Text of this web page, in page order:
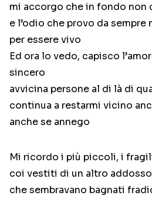
mi accorgo che in fondo non
e l’odio che provo da sempre
per essere vivo
Ed ora lo vedo, capisco
sincero
avvicina persone al di là di
continua a restarmi vicino
anche se annego
Mi ricordo i più piccoli, i
coi vestiti di un altro addosso
che sembravano bagnati